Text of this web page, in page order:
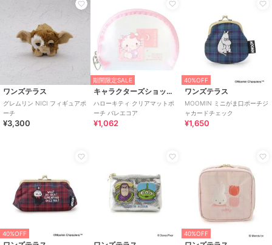
ワンズテラス
グレムリン NICI フィギュアポ
ーチ
¥3,300
期間限定SALE
キャラクターズショップ ラフラフ
ハローキティ クリアマットポ
ーチ バレエコア
¥1,062
40%OFF
ワンズテラス
MOOMIN ミニがま口ポーチジ
ャカードチェック
¥1,650
40%OFF 40%OFF